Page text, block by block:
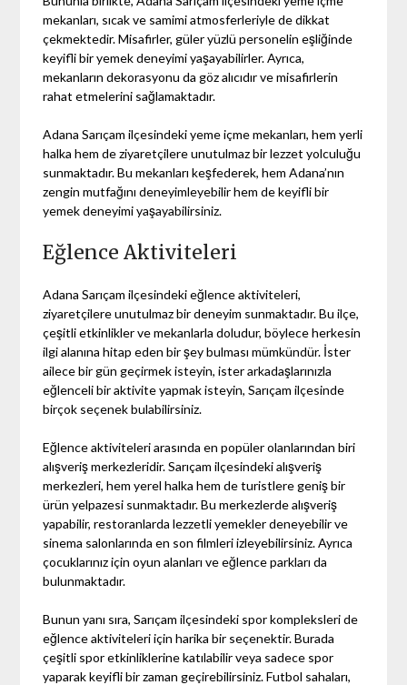
mekanları, sıcak ve samimi atmosferleriyle de dikkat
çekmektedir. Misafirler, güler yüzlü personelin eşliğinde
keyifli bir yemek deneyimi yaşayabilirler. Ayrıca,
mekanların dekorasyonu da göz alıcıdır ve misafirlerin
rahat etmelerini sağlamaktadır.
Adana Sarıçam ilçesindeki yeme içme mekanları, hem yerli
halka hem de ziyaretçilere unutulmaz bir lezzet yolculuğu
sunmaktadır. Bu mekanları keşfederek, hem Adana’nın
zengin mutfağını deneyimleyebilir hem de keyifli bir
yemek deneyimi yaşayabilirsiniz.
Eğlence Aktiviteleri
Adana Sarıçam ilçesindeki eğlence aktiviteleri,
ziyaretçilere unutulmaz bir deneyim sunmaktadır. Bu ilçe,
çeşitli etkinlikler ve mekanlarla doludur, böylece herkesin
ilgi alanına hitap eden bir şey bulması mümkündür. İster
ailece bir gün geçirmek isteyin, ister arkadaşlarınızla
eğlenceli bir aktivite yapmak isteyin, Sarıçam ilçesinde
birçok seçenek bulabilirsiniz.
Eğlence aktiviteleri arasında en popüler olanlarından biri
alışveriş merkezleridir. Sarıçam ilçesindeki alışveriş
merkezleri, hem yerel halka hem de turistlere geniş bir
ürün yelpazesi sunmaktadır. Bu merkezlerde alışveriş
yapabilir, restoranlarda lezzetli yemekler deneyebilir ve
sinema salonlarında en son filmleri izleyebilirsiniz. Ayrıca
çocuklarınız için oyun alanları ve eğlence parkları da
bulunmaktadır.
Bunun yanı sıra, Sarıçam ilçesindeki spor kompleksleri de
eğlence aktiviteleri için harika bir seçenektir. Burada
çeşitli spor etkinliklerine katılabilir veya sadece spor
yaparak keyifli bir zaman geçirebilirsiniz. Futbol sahaları,